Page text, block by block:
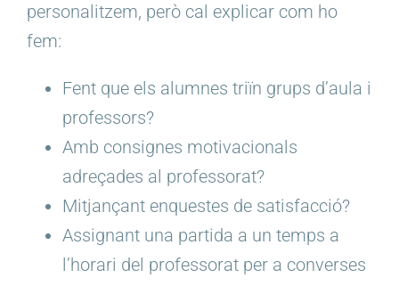
personalitzem, però cal explicar com ho
fem:
Fent que els alumnes triïn grups d’aula i
professors?
Amb consignes motivacionals
adreçades al professorat?
Mitjançant enquestes de satisfacció?
Assignant una partida a un temps a
l’horari del professorat per a converses